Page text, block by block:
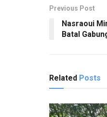
Previous Post
Nasraoui
Batal
Related Posts